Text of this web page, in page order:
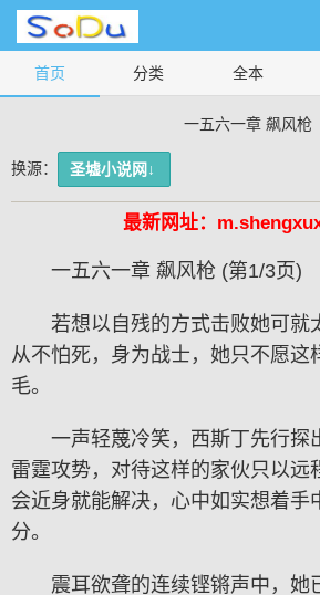
首页 分类 全本
一五六一章 飙风枪
换源： 圣墟小说网↓
最新网址：
一五六一章 飙风枪 (第1/3页)
若想以自残的方式击败她可就
从不怕死，身为战士，她只不愿这
毛。
一声轻蔑冷笑，西斯丁先行探
雷霆攻势，对待这样的家伙只以远
会近身就能解决，心中如实想着手
分。
震耳欲聋的连续铿锵声中，她